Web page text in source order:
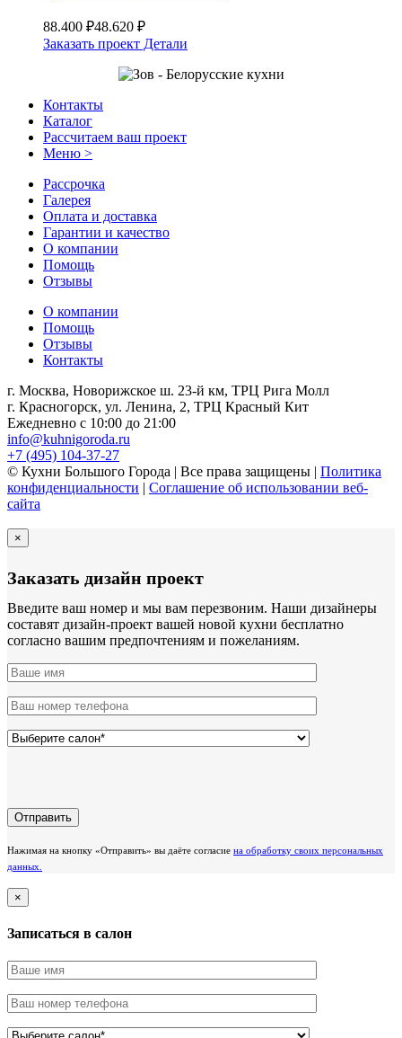
88.400 ₽48.620 ₽
Заказать проект Детали
Контакты
Каталог
Рассчитаем ваш проект
Меню >
Рассрочка
Галерея
Оплата и доставка
Гарантии и качество
О компании
Помощь
Отзывы
О компании
Помощь
Отзывы
Контакты
г. Москва, Новорижское ш. 23-й км, ТРЦ Рига Молл
г. Красногорск, ул. Ленина, 2, ТРЦ Красный Кит
Ежедневно с 10:00 до 21:00
info@kuhnigoroda.ru
+7 (495) 104-37-27
© Кухни Большого Города | Все права защищены | Политика
конфиденциальности | Соглашение об использовании веб-
сайта
×
Заказать дизайн проект
Введите ваш номер и мы вам перезвоним. Наши дизайнеры
составят дизайн-проект вашей новой кухни бесплатно
согласно вашим предпочтениям и пожеланиям.
Нажимая на кнопку «Отправить» вы даёте согласие на обработку своих персональных
данных.
×
Записаться в салон